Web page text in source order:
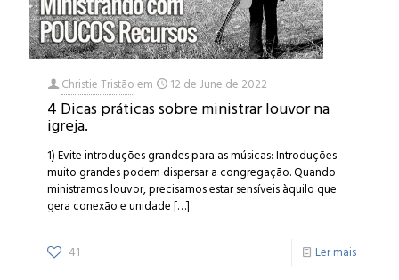
Christie Tristãoem 12 de June de 2022
4 Dicas práticas sobre ministrar louvor na
igreja.
1) Evite introduções grandes para as músicas: Introduções
muito grandes podem dispersar a congregação. Quando
ministramos louvor, precisamos estar sensíveis àquilo que
gera conexão e unidade[…]
41 Ler mais